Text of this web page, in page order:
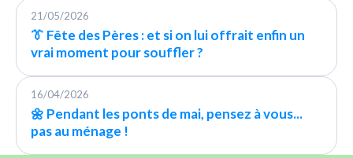
21/05/2026
👔 Fête des Pères : et si on lui offrait enfin un
vrai moment pour souffler ?
16/04/2026
🌼 Pendant les ponts de mai, pensez à vous...
pas au ménage !